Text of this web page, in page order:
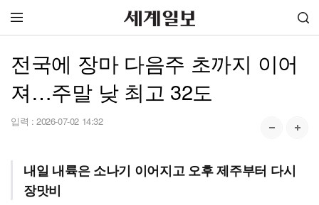
전국에 장마 다음주 초까지 이어
져…주말 낮 최고 32도
입력 : 2026-07-02 14:32
내일 내륙은 소나기 이어지고 오후 제주부터 다시
장맛비